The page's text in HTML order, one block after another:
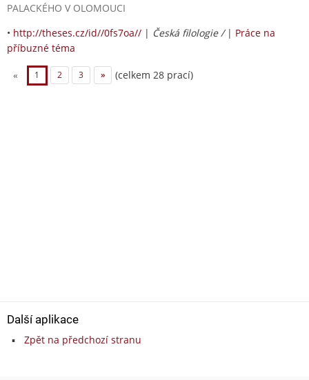
PALACKÉHO V OLOMOUCI
• http://theses.cz/id//0fs7oa// | Česká filologie / | Práce na
příbuzné téma
« 1 2 3 » (celkem 28 prací)
Další aplikace
Zpět na předchozí stranu